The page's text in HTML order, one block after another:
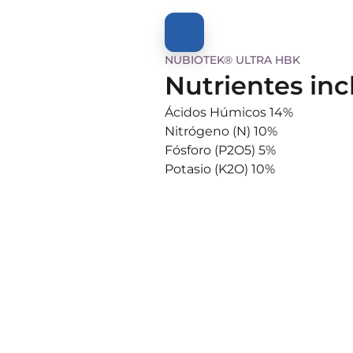
NUBIOTEK® ULTRA HBK
Nutrientes
Ácidos Húmicos 14%
Nitrógeno (N) 10%
Fósforo (P2O5) 5%
Potasio (K2O) 10%